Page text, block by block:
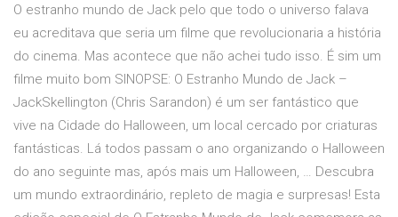
O estranho mundo de Jack pelo que todo o universo falava
eu acreditava que seria um filme que revolucionaria a história
do cinema. Mas acontece que não achei tudo isso. É sim um
filme muito bom SINOPSE: O Estranho Mundo de Jack –
JackSkellington (Chris Sarandon) é um ser fantástico que
vive na Cidade do Halloween, um local cercado por criaturas
fantásticas. Lá todos passam o ano organizando o Halloween
do ano seguinte mas, após mais um Halloween, … Descubra
um mundo extraordinário, repleto de magia e surpresas! Esta